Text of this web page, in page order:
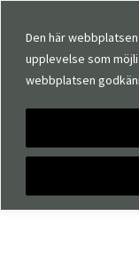
Den här
upplevelse som
webbplatsen